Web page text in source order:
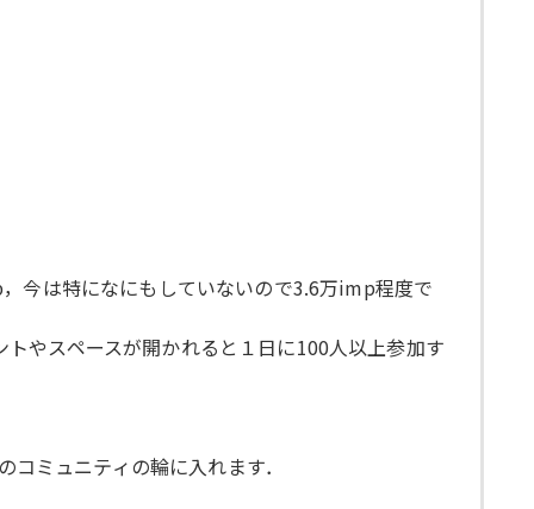
今は特になにもしていないので3.6万imp程度で
やスペースが開かれると１日に100人以上参加す
ミュニティの輪に入れます．